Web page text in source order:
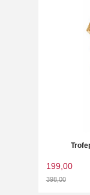
199,00
398,00